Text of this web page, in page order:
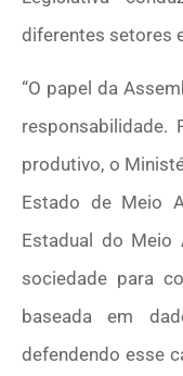
diferentes setores
“O papel da
responsabilidade.
produtivo, o
Estado de Meio
Estadual do Meio
sociedade para
baseada em
defendendo esse